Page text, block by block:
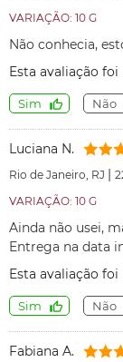
VARIAÇÃO: 10 G
Não conhecia,
Esta avaliação foi
Sim Não
Luciana N.
Rio de Janeiro, RJ |
VARIAÇÃO: 10 G
Ainda não usei,
Entrega na data
Esta avaliação foi
Sim Não
Fabiana A.